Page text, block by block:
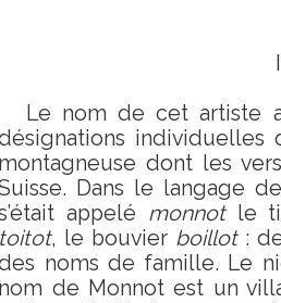
Le nom de cet artiste
montagneuse dont les
Dans le langage
appelé monnotle
toitot, le bouvier boillot:
noms de famille. Le
nom de Monnot est un